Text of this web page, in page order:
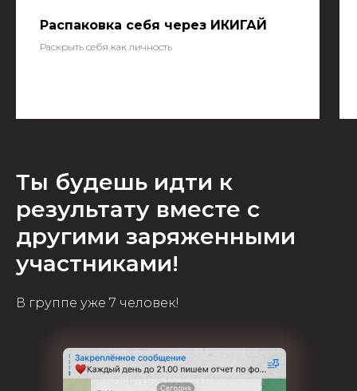
Распаковка себя через ИКИГАЙ
Раскрыть себя как личность
Ты будешь идти к
результату вместе с
другими заряженными
участниками!
В группе уже 7 человек!